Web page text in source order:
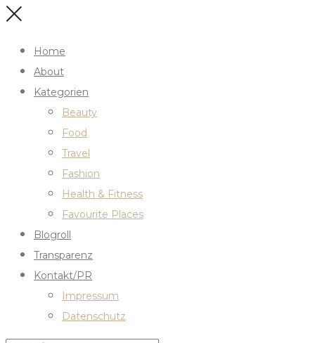
Home
About
Kategorien
Beauty
Food
Travel
Fashion
Health & Fitness
Favourite Places
Blogroll
Transparenz
Kontakt/PR
Impressum
Datenschutz